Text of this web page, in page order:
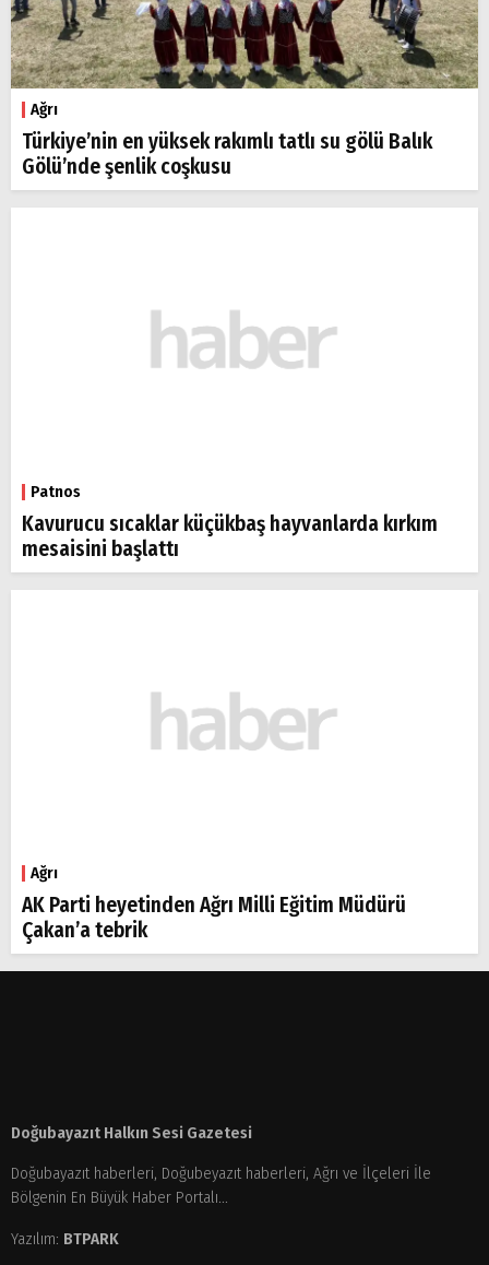
Ağrı
Türkiye’nin en yüksek rakımlı tatlı su gölü Balık
Gölü’nde şenlik coşkusu
Patnos
Kavurucu sıcaklar küçükbaş hayvanlarda kırkım
mesaisini başlattı
Ağrı
AK Parti heyetinden Ağrı Milli Eğitim Müdürü
Çakan’a tebrik
Doğubayazıt Halkın Sesi Gazetesi
Doğubayazıt haberleri, Doğubeyazıt haberleri, Ağrı ve İlçeleri İle
Bölgenin En Büyük Haber Portalı...
Yazılım: BTPARK